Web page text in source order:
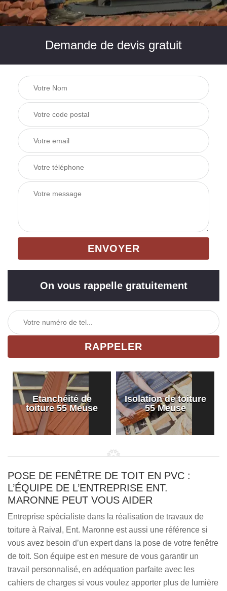
Demande de devis gratuit
On vous rappelle gratuitement
Etanchéité de
toiture 55 Meuse
Isolation de toiture
55 Meuse
POSE DE FENÊTRE DE TOIT EN PVC :
L’ÉQUIPE DE L’ENTREPRISE ENT.
MARONNE PEUT VOUS AIDER
Entreprise spécialiste dans la réalisation de travaux de
toiture à Raival, Ent. Maronne est aussi une référence si
vous avez besoin d’un expert dans la pose de votre fenêtre
de toit. Son équipe est en mesure de vous garantir un
travail personnalisé, en adéquation parfaite avec les
cahiers de charges si vous voulez apporter plus de lumière